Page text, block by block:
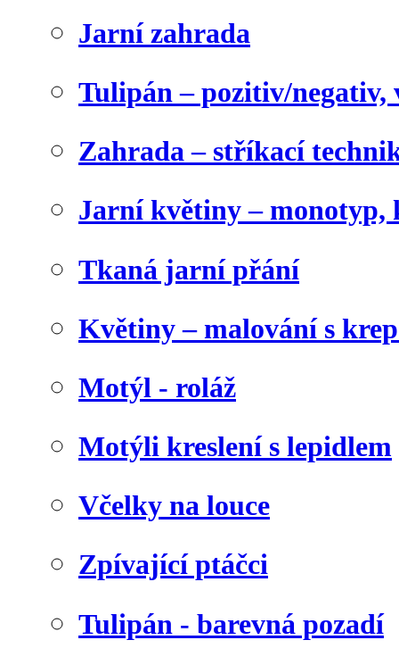
Jarní zahrada
Tulipán – pozitiv/negativ,
Zahrada – stříkací
Jarní květiny – monotyp,
Tkaná jarní přání
Květiny – malování s
Motýl - roláž
Motýli kreslení s lepidlem
Včelky na louce
Zpívající ptáčci
Tulipán - barevná pozadí